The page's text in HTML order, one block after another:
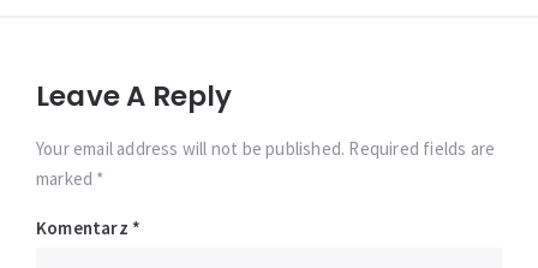
Leave A Reply
Your email address will not be published. Required fields are
marked *
Komentarz *